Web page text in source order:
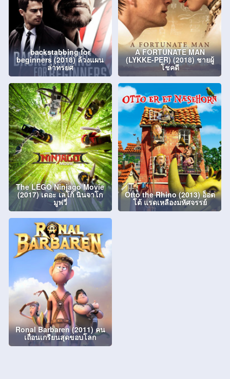
backstabbing for
beginners (2018) ล้วงแผน
ล่าทรยศ
A FORTUNATE MAN
(LYKKE-PER) (2018) ชายผู้
โชคดี
The LEGO Ninjago Movie
(2017) เดอะ เลโก้ นินจาโก
มูฟวี่
Otto the Rhino (2013) อ็อต
โต้ แรดเหลืองมหัศจรรย์
Ronal Barbaren (2011) คน
เถื่อนเกรียนสุดขอบโลก